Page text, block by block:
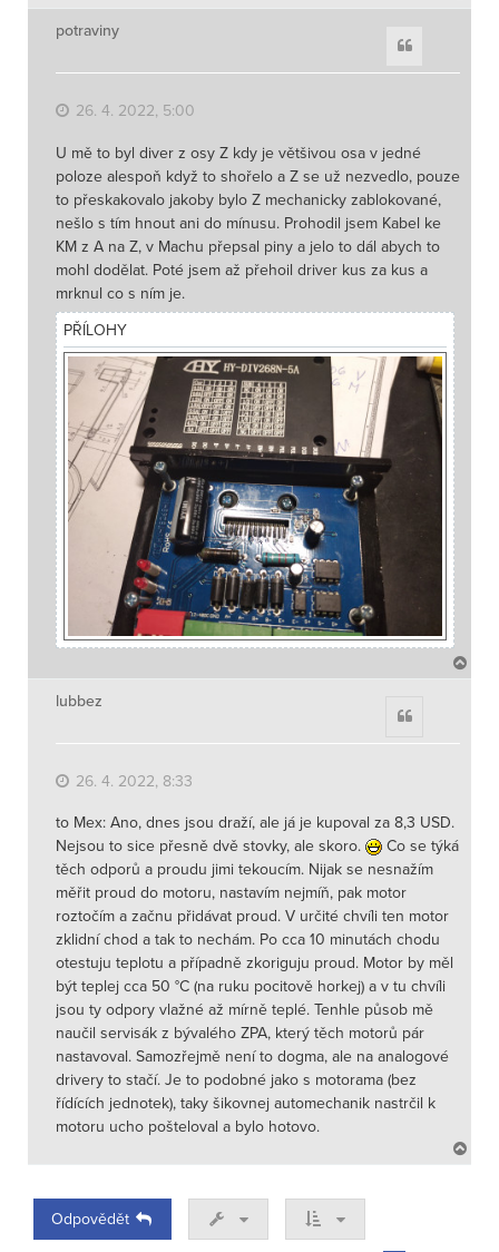
a
potraviny
26. 4. 2022, 5:00
U mě to byl diver z osy Z kdy je většivou osa v jedné
poloze alespoň když to shořelo a Z se už nezvedlo, pouze
to přeskakovalo jakoby bylo Z mechanicky zablokované,
nešlo s tím hnout ani do mínusu. Prohodil jsem Kabel ke
KM z A na Z, v Machu přepsal piny a jelo to dál abych to
mohl dodělat. Poté jsem až přehoil driver kus za kus a
mrknul co s ním je.
PŘÍLOHY
a
lubbez
26. 4. 2022, 8:33
to Mex: Ano, dnes jsou draží, ale já je kupoval za 8,3 USD.
Nejsou to sice přesně dvě stovky, ale skoro.
Co se týká
těch odporů a proudu jimi tekoucím. Nijak se nesnažím
měřit proud do motoru, nastavím nejmíň, pak motor
roztočím a začnu přidávat proud. V určité chvíli ten motor
zklidní chod a tak to nechám. Po cca 10 minutách chodu
otestuju teplotu a případně zkoriguju proud. Motor by měl
být teplej cca 50 °C (na ruku pocitově horkej) a v tu chvíli
jsou ty odpory vlažné až mírně teplé. Tenhle působ mě
naučil servisák z bývalého ZPA, který těch motorů pár
nastavoval. Samozřejmě není to dogma, ale na analogové
drivery to stačí. Je to podobné jako s motorama (bez
řídících jednotek), taky šikovnej automechanik nastrčil k
motoru ucho pošteloval a bylo hotovo.
a
Odpovědět